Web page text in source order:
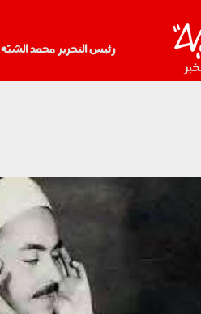
رئيس التحرير محمد الشبّه